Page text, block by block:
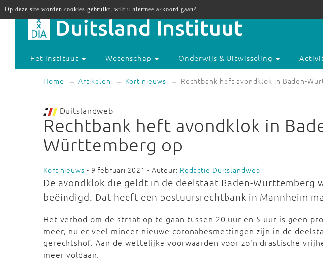
Het instituut Wetenschap Onderwijs & Uitwisseling
Home Artikelen Kort nieuws Rechtbank heft avondklok in Baden-
Duitslandweb
Rechtbank heft avondklok in
Württemberg op
Kort nieuws - 9 februari 2021 - Auteur: Redactie Duitslandweb
De avondklok die geldt in de deelstaat Baden-Württemberg
beëindigd. Dat heeft een bestuursrechtbank in Mannheim
Het verbod om de straat op te gaan tussen 20 uur en 5 uur is geen
meer, nu er veel minder nieuwe coronabesmettingen zijn in de
gerechtshof. Aan de wettelijke voorwaarden voor zo'n drastische
meer voldaan.
Op deze site worden cookies gebruikt, wilt u hiermee akkoord gaan?